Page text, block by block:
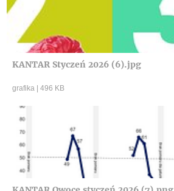
KANTAR Styczeń 2026 (6).jpg
grafika | 496 KB